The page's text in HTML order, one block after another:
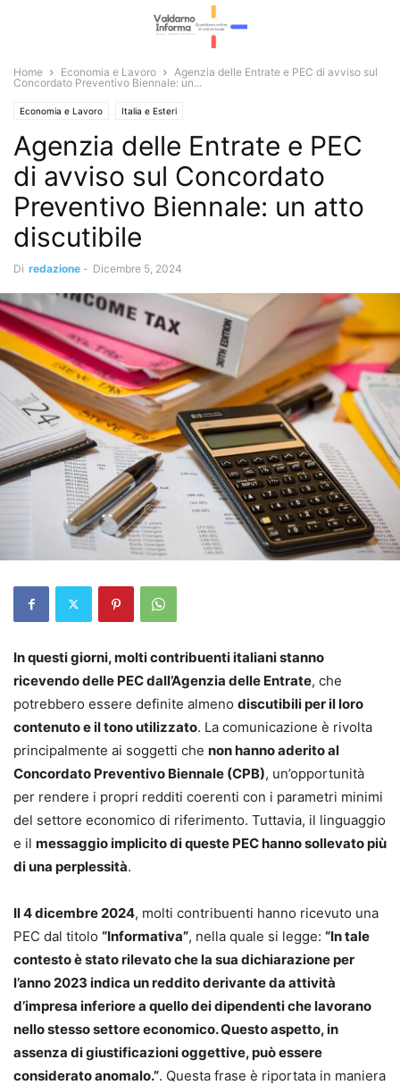
Home Economia e Lavoro
Agenzia delle Entrate e PEC di avviso sul
Concordato Preventivo Biennale: un...
Economia e Lavoro Italia e Esteri
Agenzia delle Entrate e PEC
di avviso sul Concordato
Preventivo Biennale: un atto
discutibile
Di redazione - Dicembre 5, 2024
In questi giorni, molti contribuenti italiani stanno
ricevendo delle PEC dall’Agenzia delle Entrate, che
potrebbero essere definite almeno discutibili per il loro
contenuto e il tono utilizzato. La comunicazione è rivolta
principalmente ai soggetti che non hanno aderito al
Concordato Preventivo Biennale (CPB), un’opportunità
per rendere i propri redditi coerenti con i parametri minimi
del settore economico di riferimento. Tuttavia, il linguaggio
e il messaggio implicito di queste PEC hanno sollevato più
di una perplessità.
Il 4 dicembre 2024, molti contribuenti hanno ricevuto una
PEC dal titolo “Informativa”, nella quale si legge: “In tale
contesto è stato rilevato che la sua dichiarazione per
l’anno 2023 indica un reddito derivante da attività
d’impresa inferiore a quello dei dipendenti che lavorano
nello stesso settore economico. Questo aspetto, in
assenza di giustificazioni oggettive, può essere
considerato anomalo.”. Questa frase è riportata in maniera